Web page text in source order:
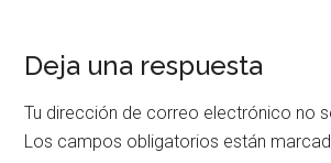
Deja una respuesta
Tu dirección de correo electrónico no
Los campos obligatorios están